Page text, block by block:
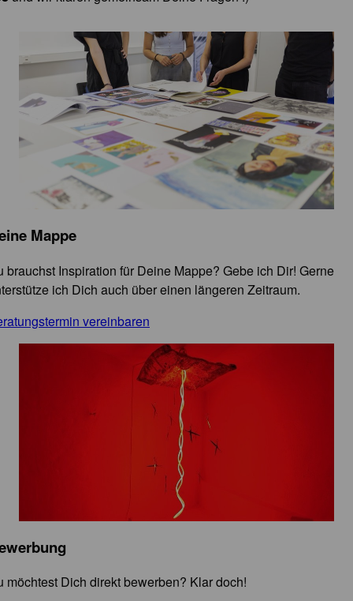
Mappe
brauchst Inspiration für Deine Mappe? Gebe ich Dir! Gerne
ich Dich auch über einen längeren Zeitraum.
vereinbaren
möchtest Dich direkt bewerben? Klar doch!